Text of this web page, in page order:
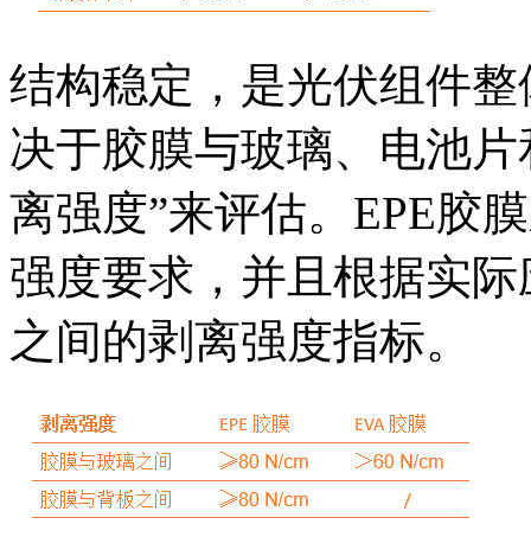
结构稳定，是光伏组件
决于胶膜与玻璃、电池
离强度”来评估。EPE胶
强度要求，并且根据实
之间的剥离强度指标。